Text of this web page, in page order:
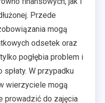
Przede
mogą
odsetek oraz
pogłębia problem i
W przypadku
wierzyciele mogą
prowadzić do zajęcia